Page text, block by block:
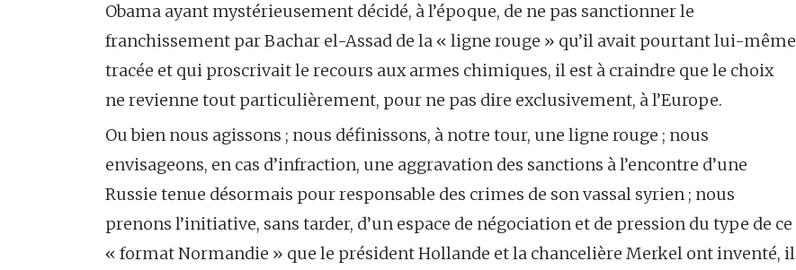
Obama ayant mystérieusement décidé, à l’époque, de ne pas sanctionner le
franchissement par Bachar el-Assad de la « ligne rouge » qu’il avait pourtant lui-même
tracée et qui proscrivait le recours aux armes chimiques, il est à craindre que le choix
ne revienne tout particulièrement, pour ne pas dire exclusivement, à l’Europe.
Ou bien nous agissons ; nous définissons, à notre tour, une ligne rouge ; nous
envisageons, en cas d’infraction, une aggravation des sanctions à l’encontre d’une
Russie tenue désormais pour responsable des crimes de son vassal syrien ; nous
prenons l’initiative, sans tarder, d’un espace de négociation et de pression du type de ce
« format Normandie » que le président Hollande et la chancelière Merkel ont inventé, il